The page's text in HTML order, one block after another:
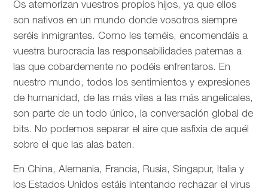
Os atemorizan vuestros propios hijos, ya que ellos
son nativos en un mundo donde vosotros siempre
seréis inmigrantes. Como les teméis, encomendáis a
vuestra burocracia las responsabilidades paternas a
las que cobardemente no podéis enfrentaros. En
nuestro mundo, todos los sentimientos y expresiones
de humanidad, de las más viles a las más angelicales,
son parte de un todo único, la conversación global de
bits. No podemos separar el aire que asfixia de aquél
sobre el que las alas baten.
En China, Alemania, Francia, Rusia, Singapur, Italia y
los Estados Unidos estáis intentando rechazar el virus